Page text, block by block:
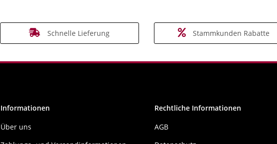
Schnelle Lieferung Stammkunden Rabatte
Informationen
Über uns
Rechtliche Informationen
AGB